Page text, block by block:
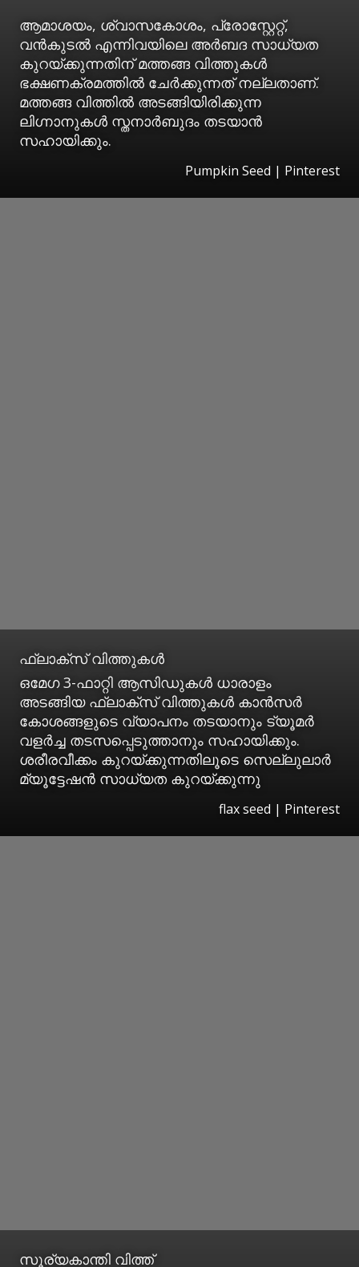
ആമാശയം, ശ്വാസകോശം, പ്രോസ്റ്റേറ്റ്,
വൻകുടൽ എന്നിവയിലെ അർബദ സാധ്യത
കുറയ്ക്കുന്നതിന് മത്തങ്ങ വിത്തുകൾ
ഭക്ഷണക്രമത്തിൽ ചേർക്കുന്നത് നല്ലതാണ്.
മത്തങ്ങ വിത്തിൽ അടങ്ങിയിരിക്കുന്ന
ലിഗ്നാനുകൾ സ്തനാർബുദം തടയാൻ
സഹായിക്കും.
Pumpkin Seed | Pinterest
ഫ്ലാക്സ് വിത്തുകൾ
ഒമേ​ഗ 3-ഫാറ്റി ആസിഡുകൾ ധാരാളം
അടങ്ങിയ ഫ്ലാക്സ് വിത്തുകൾ കാൻസർ
കോശങ്ങളുടെ വ്യാപനം തടയാനും ട്യൂമർ
വളർച്ച തടസപ്പെടുത്താനും സഹായിക്കും.
ശരീരവീക്കം കുറയ്ക്കുന്നതിലൂടെ സെല്ലുലാർ
മ്യൂട്ടേഷൻ സാധ്യത കുറയ്ക്കുന്നു
flax seed | Pinterest
സൂര്യകാന്തി വിത്ത്